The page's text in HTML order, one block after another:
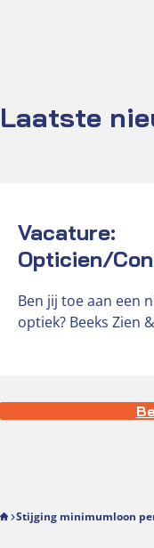
Laatste
Vacature:
Opticien/
Ben jij toe aan een
optiek? Beeks Zien
Stijging minimumloon